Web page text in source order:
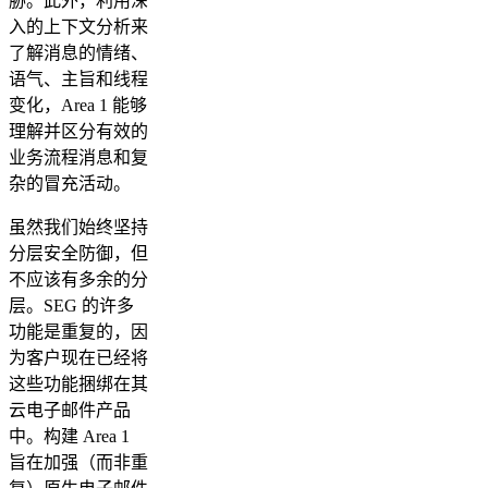
入的上下文分析来
了解消息的情绪、
语气、主旨和线程
变化，Area 1 能够
理解并区分有效的
业务流程消息和复
杂的冒充活动。
虽然我们始终坚持
分层安全防御，但
不应该有多余的分
层。SEG 的许多
功能是重复的，因
为客户现在已经将
这些功能捆绑在其
云电子邮件产品
中。构建 Area 1
旨在加强（而非重